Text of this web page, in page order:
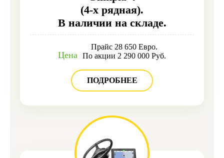
(4-х рядная).
В наличии на складе.
Цена
Прайс 28 650 Евро.
По акции 2 290 000 Руб.
ПОДРОБНЕЕ